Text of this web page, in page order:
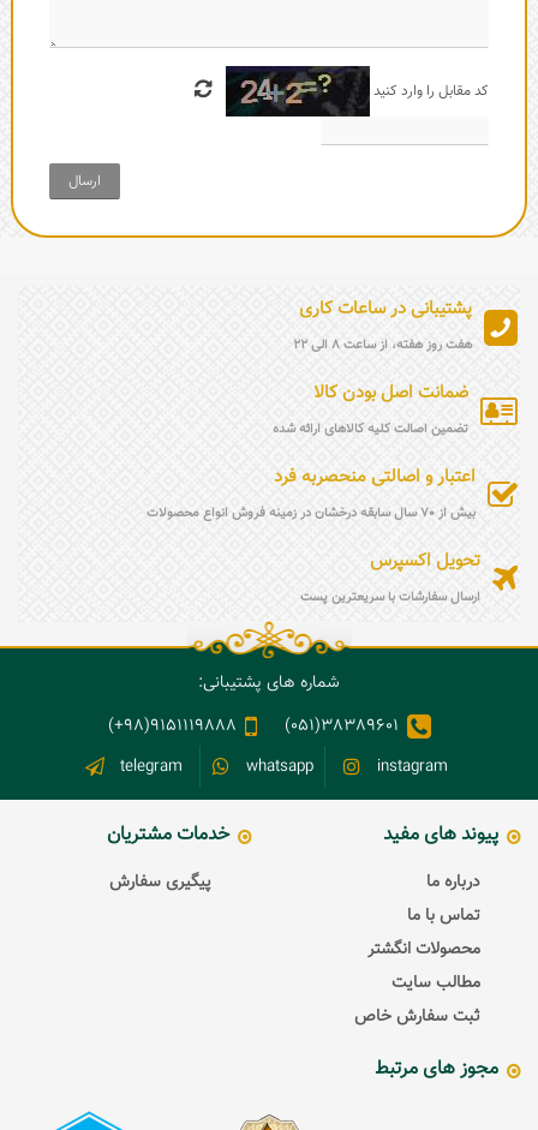
کد مقابل را وارد کنید
ارسال
پشتیبانی در ساعات کاری
هفت روز هفته، از ساعت 8 الی 22
ضمانت اصل بودن کالا
تضمین اصالت کلیه کالاهای ارائه شده
اعتبار و اصالتی منحصربه فرد
بیش از 70 سال سابقه درخشان در زمینه فروش انواع محصولات
تحویل اکسپرس
ارسال سفارشات با سریعترین پست
شماره های پشتیبانی:
38389601(051)
9151119888(98+)
instagram
whatsapp
telegram
پیوند های مفید
درباره ما
تماس با ما
محصولات انگشتر
مطالب سایت
ثبت سفارش خاص
خدمات مشتریان
پیگیری سفارش
مجوز های مرتبط